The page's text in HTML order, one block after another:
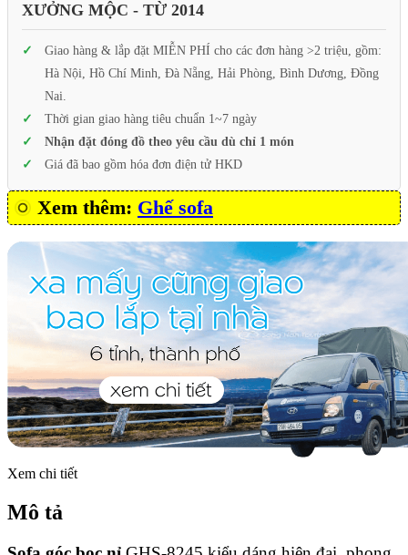
XƯỞNG MỘC - TỪ 2014
Giao hàng & lắp đặt MIỄN PHÍ cho các đơn hàng >2 triệu, gồm:
Hà Nội, Hồ Chí Minh, Đà Nẵng, Hải Phòng, Bình Dương, Đồng
Nai.
Thời gian giao hàng tiêu chuẩn 1~7 ngày
Nhận đặt đóng đồ theo yêu cầu dù chỉ 1 món
Giá đã bao gồm hóa đơn điện tử HKD
Xem thêm: Ghế sofa
Xem chi tiết
Mô tả